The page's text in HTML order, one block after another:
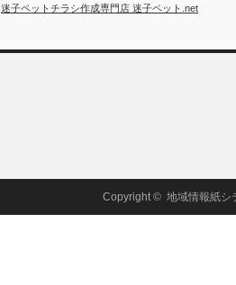
迷子ペットチラシ作成専門店 迷子ペット.net
Copyright © 地域情報紙シ